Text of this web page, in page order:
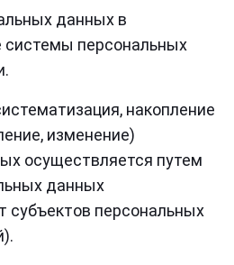
данных в
персональных
накопление
изменение)
осуществляется путем
данных
субъектов персональных